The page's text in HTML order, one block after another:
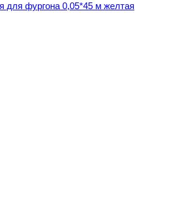
для фургона 0,05*45 м желтая